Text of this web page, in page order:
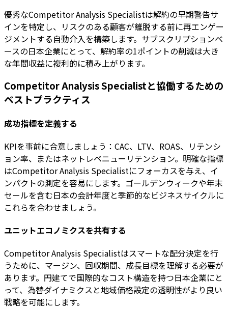
優秀なCompetitor Analysis Specialistは解約の早期警告サ
インを特定し、リスクのある顧客が離脱する前に再エンゲー
ジメントする自動介入を構築します。サブスクリプションベ
ースの日本企業にとって、解約率の1ポイントの削減は大き
な年間収益に複利的に積み上がります。
Competitor Analysis Specialistと協働するための
ベストプラクティス
成功指標を定義する
KPIを事前に合意しましょう：CAC、LTV、ROAS、リテンシ
ョン率、またはネットレベニューリテンション。明確な指標
はCompetitor Analysis Specialistにフォーカスを与え、イ
ンパクトの測定を容易にします。ゴールデンウィークや年末
セールを含む日本の会計年度と季節的なビジネスサイクルに
これらを合わせましょう。
ユニットエコノミクスを共有する
Competitor Analysis Specialistはスマートな配分決定を行
うために、マージン、回収期間、成長目標を理解する必要が
あります。円建てで国際的なコスト構造を持つ日本企業にと
って、為替ダイナミクスと地域価格設定の透明性がより良い
戦略を可能にします。